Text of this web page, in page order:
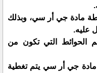
مادة جي أر سي، وبذلك
عليه.
الحوائط التي تكون من
جي أر سي يتم تغطية